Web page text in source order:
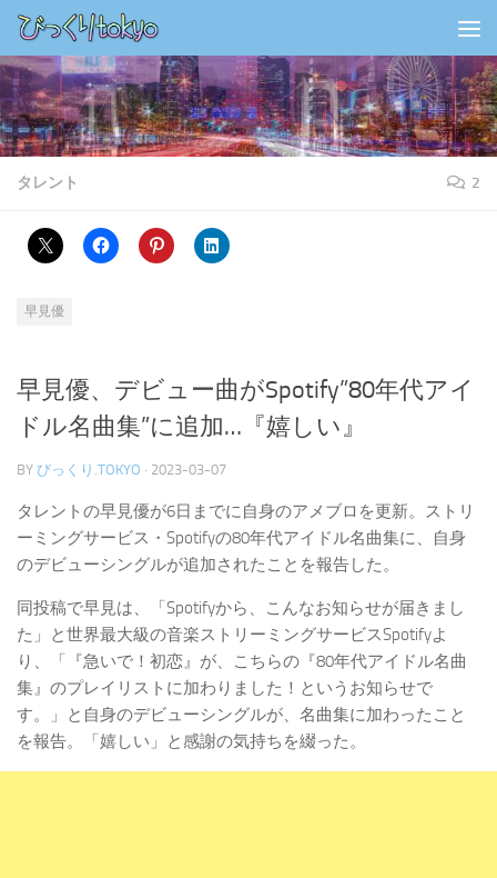
コンテンツの下
タレント 2
早見優
早見優、デビュー曲がSpotify”80年代アイ
ドル名曲集”に追加…『嬉しい』
BY びっくり.TOKYO · 2023-03-07
タレントの早見優が6日までに自身のアメブロを更新。ストリ
ーミングサービス・Spotifyの80年代アイドル名曲集に、自身
のデビューシングルが追加されたことを報告した。
同投稿で早見は、「Spotifyから、こんなお知らせが届きまし
た」と世界最大級の音楽ストリーミングサービスSpotifyよ
り、「『急いで！初恋』が、こちらの『80年代アイドル名曲
集』のプレイリストに加わりました！というお知らせで
す。」と自身のデビューシングルが、名曲集に加わったこと
を報告。「嬉しい」と感謝の気持ちを綴った。